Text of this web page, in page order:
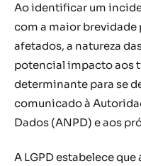
Ao identificar um
com a maior brevidade
afetados, a natureza
potencial impacto aos
determinante para se
comunicado à
Dados (ANPD) e aos
A LGPD estabelece